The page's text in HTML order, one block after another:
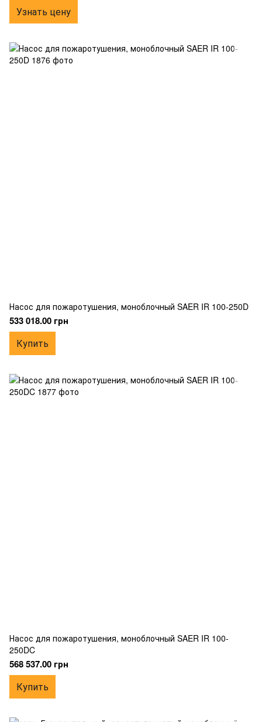
Узнать цену
Насос для пожаротушения, моноблочный SAER IR 100-250D
533 018.00 грн
Купить
Насос для пожаротушения, моноблочный SAER IR 100-
250DC
568 537.00 грн
Купить